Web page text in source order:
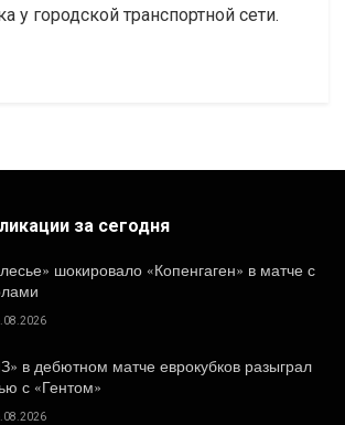
у городской транспортной сети.
за сегодня
шокировало «Копенгаген» в матче с
в дебютном матче еврокубков разыграл
с «Гентом»